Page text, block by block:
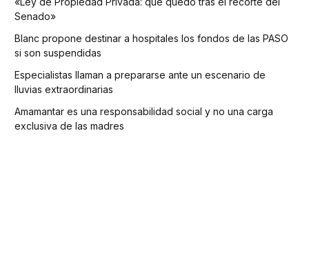
Senado»
Blanc propone destinar a hospitales los fondos de las PASO
si son suspendidas
Especialistas llaman a prepararse ante un escenario de
lluvias extraordinarias
Amamantar es una responsabilidad social y no una carga
exclusiva de las madres